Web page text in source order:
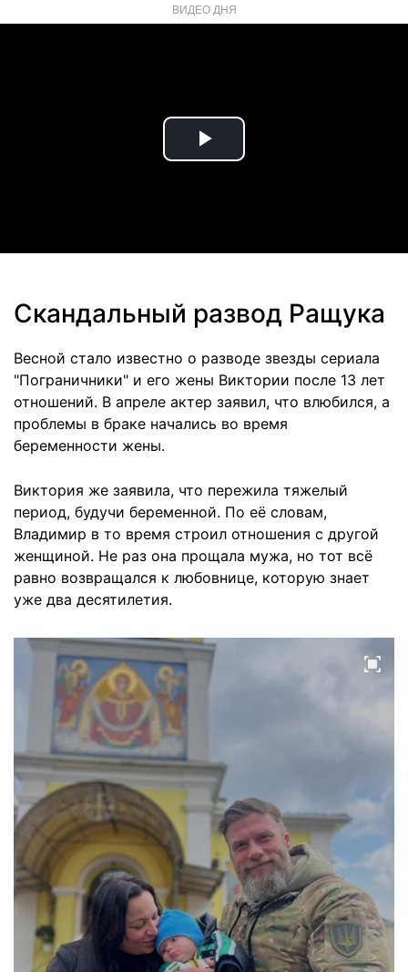
ВИДЕО ДНЯ
Play
Скандальный развод Ращука
Весной стало известно о разводе звезды сериала
"Пограничники" и его жены Виктории после 13 лет
отношений. В апреле актер заявил, что влюбился, а
проблемы в браке начались во время
беременности жены.
Виктория же заявила, что пережила тяжелый
период, будучи беременной. По её словам,
Владимир в то время строил отношения с другой
женщиной. Не раз она прощала мужа, но тот всё
равно возвращался к любовнице, которую знает
уже два десятилетия.